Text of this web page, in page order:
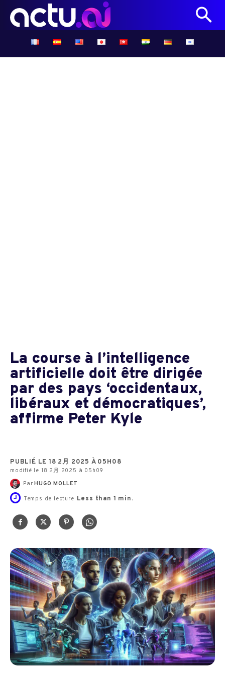
La course à l’intelligence
artificielle doit être dirigée
par des pays ‘occidentaux,
libéraux et démocratiques’,
affirme Peter Kyle
PUBLIÉ LE 18 2月 2025 À 05H08
modifié le 18 2月 2025 à 05h09
Par HUGO MOLLET
Temps de lecture Less than 1 min.